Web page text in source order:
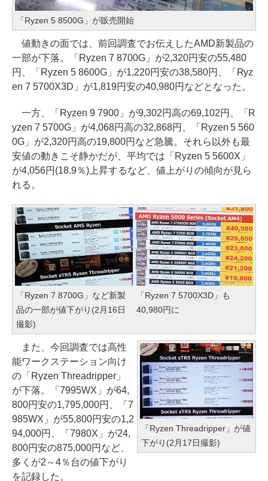
「Ryzen 5 8500G」が販売開始
値動きの面では、前回調査でお伝えしたAMD新製品の
一部が下落。「Ryzen 7 8700G」が2,320円安の55,480
円、「Ryzen 5 8600G」が1,220円安の38,580円、「Ryz
en 7 5700X3D」が1,819円安の40,980円などとなった。
一方、「Ryzen 9 7900」が9,302円高の69,102円、「R
yzen 7 5700G」が4,068円高の32,868円、「Ryzen 5 560
0G」が2,320円高の19,800円など急騰。それら以外も最
安値の動きこそ静かだが、平均では「Ryzen 5 5600X」
が4,056円(18.9％)上昇するなど、値上がりの傾向が見ら
れる。
「Ryzen 7 8700G」など新製
品の一部が値下がり(2月16日
撮影)
「Ryzen 7 5700X3D」も
40,980円に
「Ryzen Threadripper」が値
下がり(2月17日撮影)
また、今回調査では高性
能ワークステーション向け
の「Ryzen Threadripper」
が下落。「7995WX」が64,
800円安の1,795,000円、「7
985WX」が55,800円安の1,2
94,000円、「7980X」が24,
800円安の875,000円など、
多くが2～4％台の値下がり
を記録した。